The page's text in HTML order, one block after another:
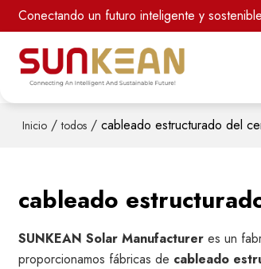
Conectando un futuro inteligente y sostenible
Inicio / todos / cableado estructurado del
cableado
SUNKEAN Solar Manufacturer es un
proporcionamos fábricas de cableado